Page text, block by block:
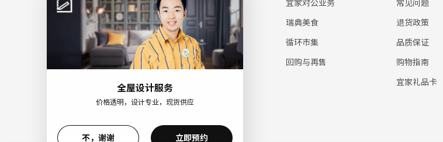
加入宜家企业会员
加入企业会员，享受会员6大权益以及专属
折扣。助力中小微企业共同成长。查看更
立即加入或登录
宜家对公业务
瑞典美食
循环市集
回购与再售
常见问题
退货政策
品质保证
购物指南
宜家礼品卡
全屋设计服务
价格透明，设计专业，现货供应
不，谢谢 立即预约